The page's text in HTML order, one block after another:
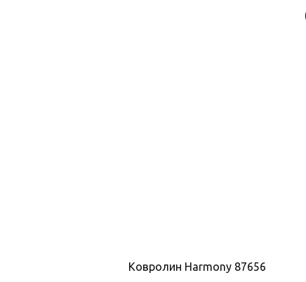
Ковролин Harmony 87656